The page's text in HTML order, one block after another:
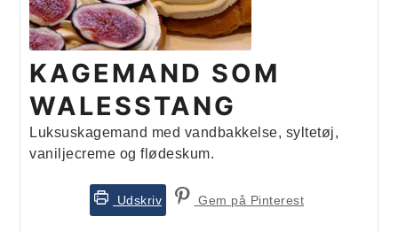
KAGEMAND SOM
WALESSTANG
Luksuskagemand med vandbakkelse, syltetøj,
vaniljecreme og flødeskum.
Udskriv Gem på Pinterest